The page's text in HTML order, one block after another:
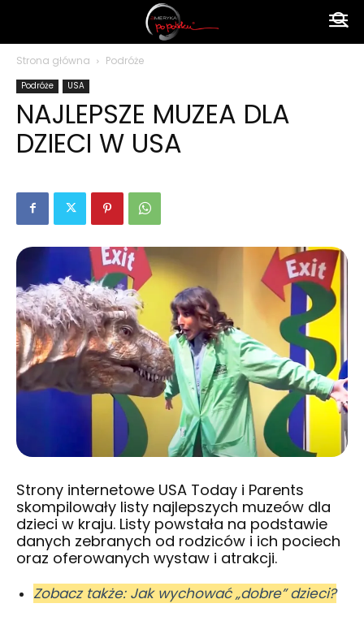
Strona główna Podróże
Podróże USA
NAJLEPSZE MUZEA DLA
DZIECI W USA
Strony internetowe USA Today i Parents
skompilowały listy najlepszych muzeów dla
dzieci w kraju. Listy powstała na podstawie
danych zebranych od rodziców i ich pociech
oraz oferowanych wystaw i atrakcji.
Zobacz także: Jak wychować „dobre” dzieci?